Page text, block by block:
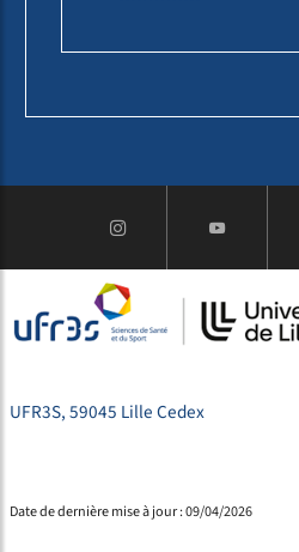
UFR3S, 59045 Lille Cedex
Date de dernière mise à jour : 09/04/2026